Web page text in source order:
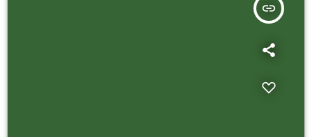
insert_link